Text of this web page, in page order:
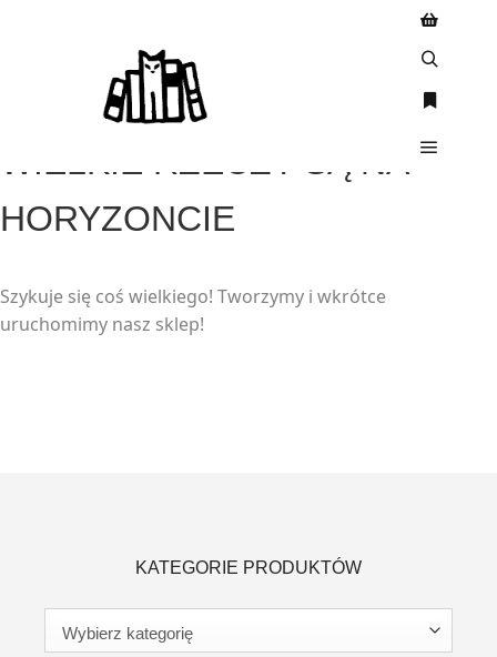
WIELKIE RZECZY SĄ NA
HORYZONCIE
Szykuje się coś wielkiego! Tworzymy i wkrótce
uruchomimy nasz sklep!
KATEGORIE PRODUKTÓW